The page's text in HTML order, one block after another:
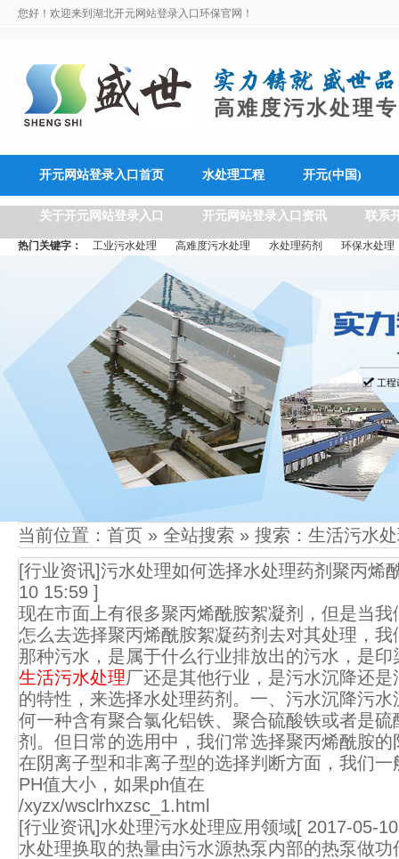
您好！欢迎来到湖北开元网站登录入口环保官网！
高难度污水处理
开元网站登录入口首页 水处理工程 开元(中国)
关于开元网站登录入口 开元网站登录入口资讯 联系
热门关键字： 工业污水处理 高难度污水处理 水处理药剂 环保水处理
当前位置： 首页 » 全站搜索 » 搜索：生活污水
[行业资讯]污水处理如何选择水处理药剂聚丙烯
10 15:59 ]
现在市面上有很多聚丙烯酰胺絮凝剂，但是当
怎么去选择聚丙烯酰胺絮凝药剂去对其处理，
那种污水，是属于什么行业排放出的污水，是
生活污水处理厂还是其他行业，是污水沉降还
的特性，来选择水处理药剂。一、污水沉降污
何一种含有聚合氯化铝铁、聚合硫酸铁或者是
剂。但日常的选用中，我们常选择聚丙烯酰胺
在阴离子型和非离子型的选择判断方面，我们
PH值大小，如果ph值在
/xyzx/wsclrhxzsc_1.html
[行业资讯]水处理污水处理应用领域[ 2017-05-
水处理换取的热量由污水源热泵内部的热泵做